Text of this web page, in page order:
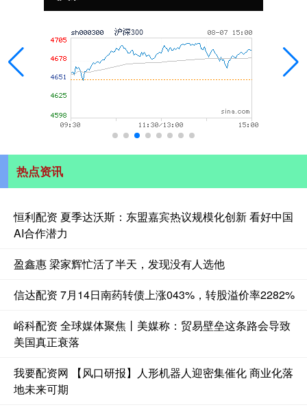
热点资讯
恒利配资 夏季达沃斯：东盟嘉宾热议规模化创新 看好中国
AI合作潜力
盈鑫惠 梁家辉忙活了半天，发现没有人选他
信达配资 7月14日南药转债上涨043%，转股溢价率2282%
峪科配资 全球媒体聚焦丨美媒称：贸易壁垒这条路会导致
美国真正衰落
我要配资网 【风口研报】人形机器人迎密集催化 商业化落
地未来可期